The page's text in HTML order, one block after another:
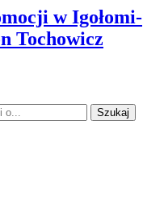
w Igołomi-
Tochowicz
Szukaj